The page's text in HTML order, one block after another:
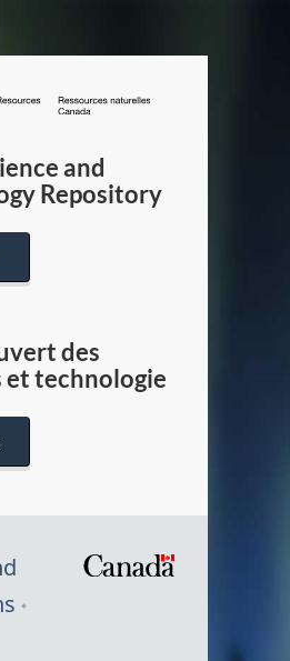
/
Canada
and
Repository
des
et technologie